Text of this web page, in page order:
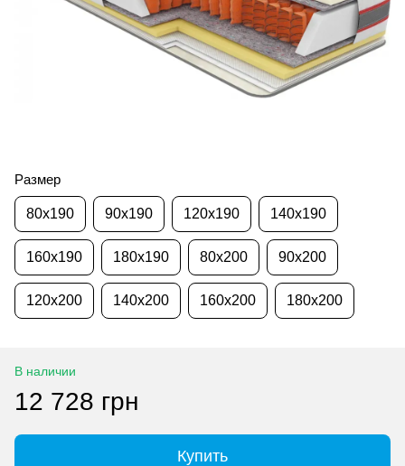
Размер
80x190 90x190 120x190 140x190
160x190 180x190 80x200 90x200
120x200 140x200 160x200 180x200
В наличии
12 728 грн
Купить